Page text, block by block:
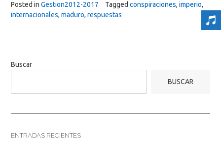
Posted in Gestion2012-2017 Tagged conspiraciones, imperio,
internacionales, maduro, respuestas
Buscar
BUSCAR
ENTRADAS RECIENTES